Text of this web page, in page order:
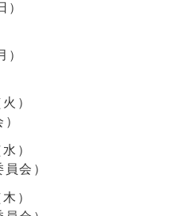
）
）
）
）
会）
）